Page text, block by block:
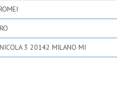
3 20142 MILANO MI